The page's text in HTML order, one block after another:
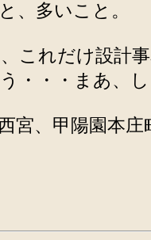
、多いこと。
これだけ設計
・・・まあ、
宮、甲陽園本